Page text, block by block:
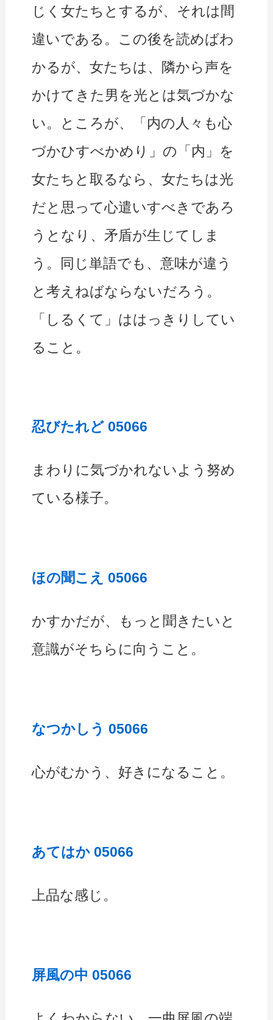
じく女たちとするが、それは間
違いである。この後を読めばわ
かるが、女たちは、隣から声を
かけてきた男を光とは気づかな
い。ところが、「内の人々も心
づかひすべかめり」の「内」を
女たちと取るなら、女たちは光
だと思って心遣いすべきであろ
うとなり、矛盾が生じてしま
う。同じ単語でも、意味が違う
と考えねばならないだろう。
「しるくて」ははっきりしてい
ること。
忍びたれど 05066
まわりに気づかれないよう努め
ている様子。
ほの聞こえ 05066
かすかだが、もっと聞きたいと
意識がそちらに向うこと。
なつかしう 05066
心がむかう、好きになること。
あてはか 05066
上品な感じ。
屏風の中 05066